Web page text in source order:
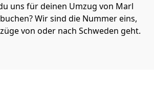
uns für deinen Umzug von Marl
buchen? Wir sind die Nummer eins,
von oder nach Schweden geht.